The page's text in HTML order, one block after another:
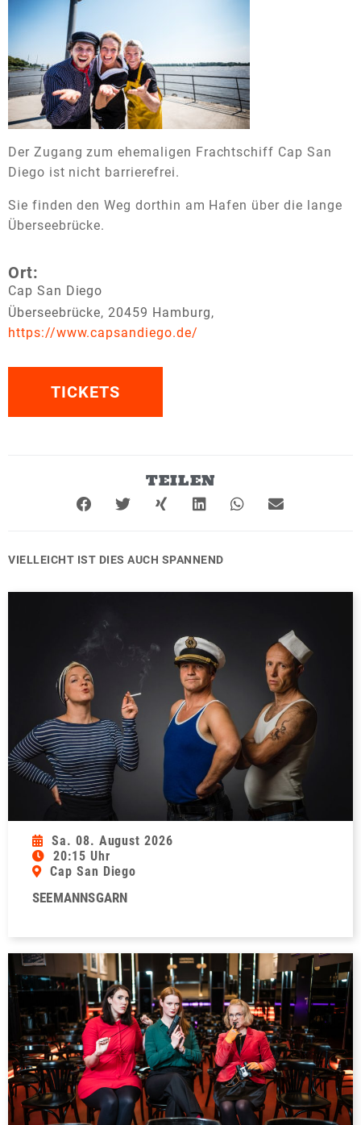
Der Zugang zum ehemaligen Frachtschiff Cap San
Diego ist nicht barrierefrei.
Sie finden den Weg dorthin am Hafen über die lange
Überseebrücke.
Ort:
Cap San Diego
Überseebrücke, 20459 Hamburg,
https://www.capsandiego.de/
TICKETS
TEILEN
VIELLEICHT IST DIES AUCH SPANNEND
Sa. 08. August 2026
20:15 Uhr
Cap San Diego
SEEMANNSGARN